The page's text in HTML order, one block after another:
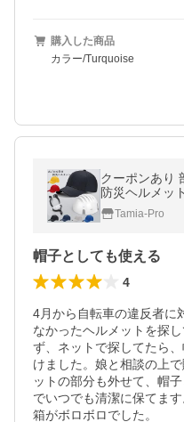
購入した商品
カラー/Turquoise
クーポンあり
防災ヘルメッ
ャップ 自転車
作業 倉庫 帽
Tamia-Pro
帽子としても使える
4
4月から自転車の違反者に
なかったヘルメットを探
ず、ネットで探してたら
けました。娘と相談の上
ットの部分も外せて、帽
でいつでも清潔に保てま
箱がボロボロでした。